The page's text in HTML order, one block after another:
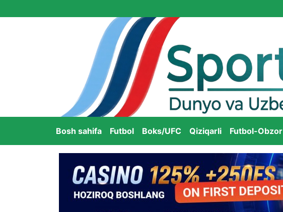
Bosh sahifa Futbol Boks/UFC Qiziqarli Futbol-Obzor